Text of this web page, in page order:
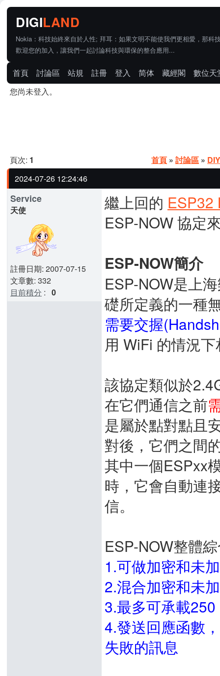
Nokia：科技始終來自於人性; 拜耳：如果文明不能使我們更相愛，那科
歡迎您的加入，讓我們一起討論科技與環保的整合應用...
首頁 討論區 站規 註冊 登入 简体 藏經閣
數位天
您尚未登入。
頁次: 1 首頁 » 討論區 »
2024-07-26 12:24:46
Service
天使
註冊日期: 2007-07-15
文章數: 332
目前積分 : 0
繼上回的 ESP32
ESP-NOW 協定
ESP-NOW簡介
ESP-NOW是上
礎所定義的一種
需要交握
用 WiFi 的情況
該協定類似於
在它們通信之前
是屬於點對點且
對後，它們之間
其中一個ESPxx
時，它會自動連
信。
ESP-NOW整體
1.可做加密和未
2.混合加密和未
3.最多可承載
4.發送回應函數
失敗的訊息